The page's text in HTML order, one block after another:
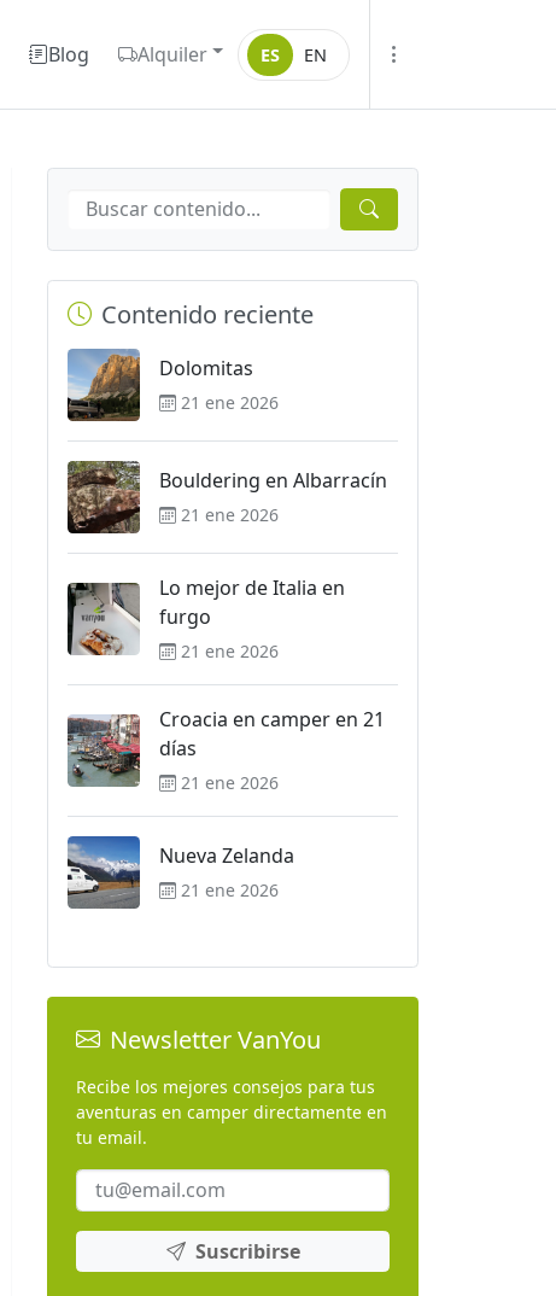
Blog Alquiler ES EN
Contenido reciente
Dolomitas
21 ene 2026
Bouldering en Albarracín
21 ene 2026
Lo mejor de Italia en
furgo
21 ene 2026
Croacia en camper en 21
días
21 ene 2026
Nueva Zelanda
21 ene 2026
Newsletter VanYou
Recibe los mejores consejos para tus
aventuras en camper directamente en
tu email.
Suscribirse